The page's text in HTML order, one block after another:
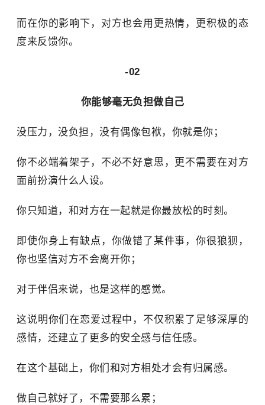
而在你的影响下，对方也会用更热情，更积极的态
度来反馈你。
-02
你能够毫无负担做自己
没压力，没负担，没有偶像包袱，你就是你；
你不必端着架子，不必不好意思，更不需要在对方
面前扮演什么人设。
你只知道，和对方在一起就是你最放松的时刻。
即使你身上有缺点，你做错了某件事，你很狼狈，
你也坚信对方不会离开你；
对于伴侣来说，也是这样的感觉。
这说明你们在恋爱过程中，不仅积累了足够深厚的
感情，还建立了更多的安全感与信任感。
在这个基础上，你们和对方相处才会有归属感。
做自己就好了，不需要那么累；